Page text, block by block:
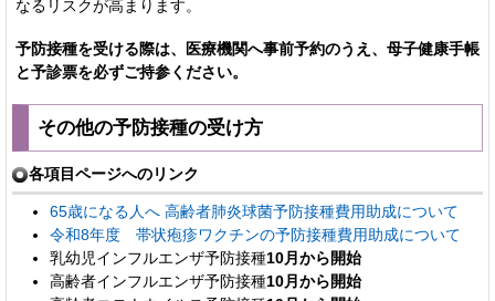
なるリスクが高まります。
予防接種を受ける際は、医療機関へ事前予約のうえ、母子健康手帳
と予診票を必ずご持参ください。
その他の予防接種の受け方
各項目ページへのリンク
65歳になる人へ 高齢者肺炎球菌予防接種費用助成について
令和8年度 帯状疱疹ワクチンの予防接種費用助成について
乳幼児インフルエンザ予防接種10月から開始
高齢者インフルエンザ予防接種10月から開始